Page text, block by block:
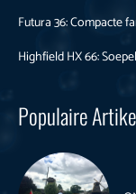
Futura 36: Compacte
Highfield HX 66:
Populaire